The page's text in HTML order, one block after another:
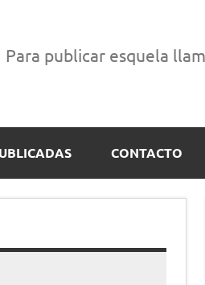
Para publicar esquela
CONTACTO